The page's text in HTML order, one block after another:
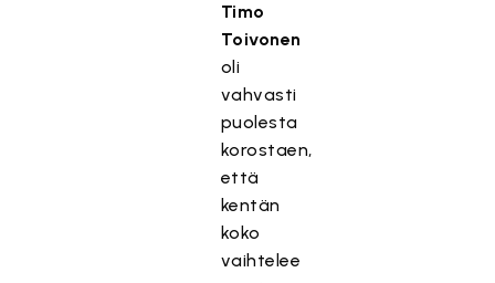
Timo
Toivonen
oli
vahvasti
puolesta
korostaen,
että
kentän
koko
vaihtelee